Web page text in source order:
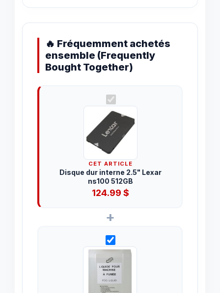
🔥 Fréquemment achetés
ensemble (Frequently
Bought Together)
CET ARTICLE
Disque dur interne 2.5" Lexar
ns100 512GB
124.99$
+